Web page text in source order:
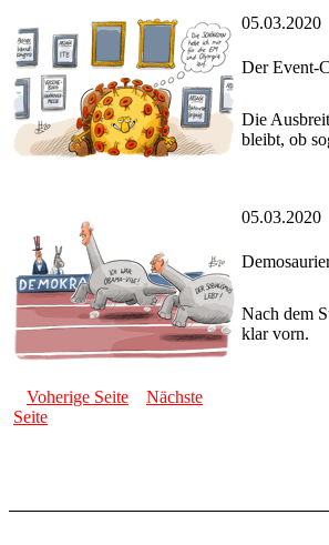
05.03.2020
Der Event-
Die
bleibt, ob
05.03.2020
Nach dem
klar vorn.
Voherige Seite
Nächste
Seite